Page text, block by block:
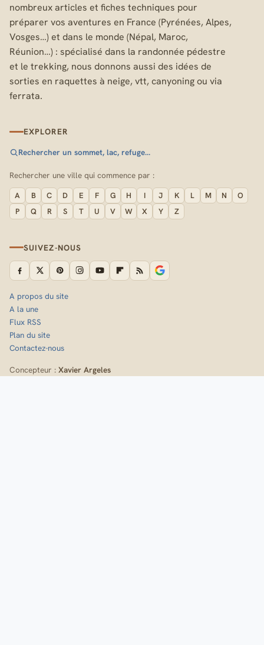
nombreux articles et fiches techniques pour
préparer vos aventures en France (Pyrénées, Alpes,
Vosges…) et dans le monde (Népal, Maroc,
Réunion…) : spécialisé dans la randonnée pédestre
et le trekking, nous donnons aussi des idées de
sorties en raquettes à neige, vtt, canyoning ou via
ferrata.
EXPLORER
Rechercher un sommet, lac, refuge…
Rechercher une ville qui commence par :
A B C D E F G H I J K L M N
O
P
Q R S T U V W X Y Z
SUIVEZ-NOUS
A propos du site
A la une
Flux RSS
Plan du site
Contactez-nous
Concepteur : Xavier Argeles